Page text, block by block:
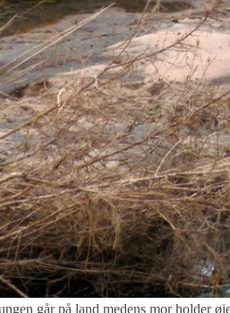
går på land medens mor holder